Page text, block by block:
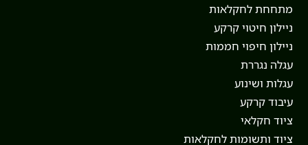
מתחחת לחקלאות
ניילון חיטוי קרקע
ניילון חיפוי חממות
עגלה נגררת
עגלות ושינוע
עיבוד קרקע
ציוד חקלאי
ציוד ותשומות לחקלאות